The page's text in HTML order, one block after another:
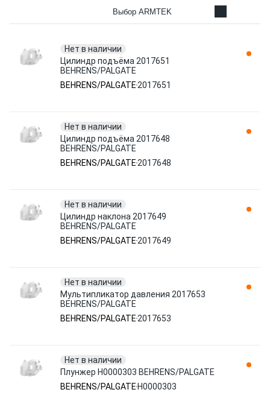
Выбор ARMTEK
Нет в наличии
Цилиндр подъёма 2017651
BEHRENS/PALGATE
BEHRENS/PALGATE 2017651
Нет в наличии
Цилиндр подъёма 2017648
BEHRENS/PALGATE
BEHRENS/PALGATE 2017648
Нет в наличии
Цилиндр наклона 2017649
BEHRENS/PALGATE
BEHRENS/PALGATE 2017649
Нет в наличии
Мультипликатор давления 2017653
BEHRENS/PALGATE
BEHRENS/PALGATE 2017653
Нет в наличии
Плунжер H0000303 BEHRENS/PALGATE
BEHRENS/PALGATE H0000303